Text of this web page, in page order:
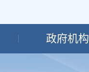
政府机构